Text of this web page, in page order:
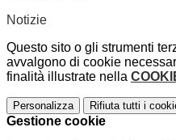
Notizie
Questo sito o gli strumenti
avvalgono di cookie
finalità illustrate nella
Personalizza Rifiuta tutti i
Gestione cookie